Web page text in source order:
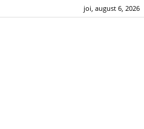
joi, august 6, 2026